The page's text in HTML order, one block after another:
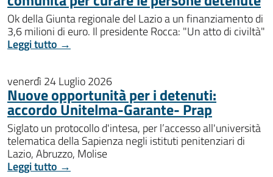
Ok della Giunta regionale del Lazio a un finanziamento di
3,6 milioni di euro. Il presidente Rocca: "Un atto di civiltà"
Leggi tutto →
venerdì 24 Luglio 2026
Nuove opportunità per i detenuti:
accordo Unitelma-Garante- Prap
Siglato un protocollo d'intesa, per l’accesso all'università
telematica della Sapienza negli istituti penitenziari di
Lazio, Abruzzo, Molise
Leggi tutto →